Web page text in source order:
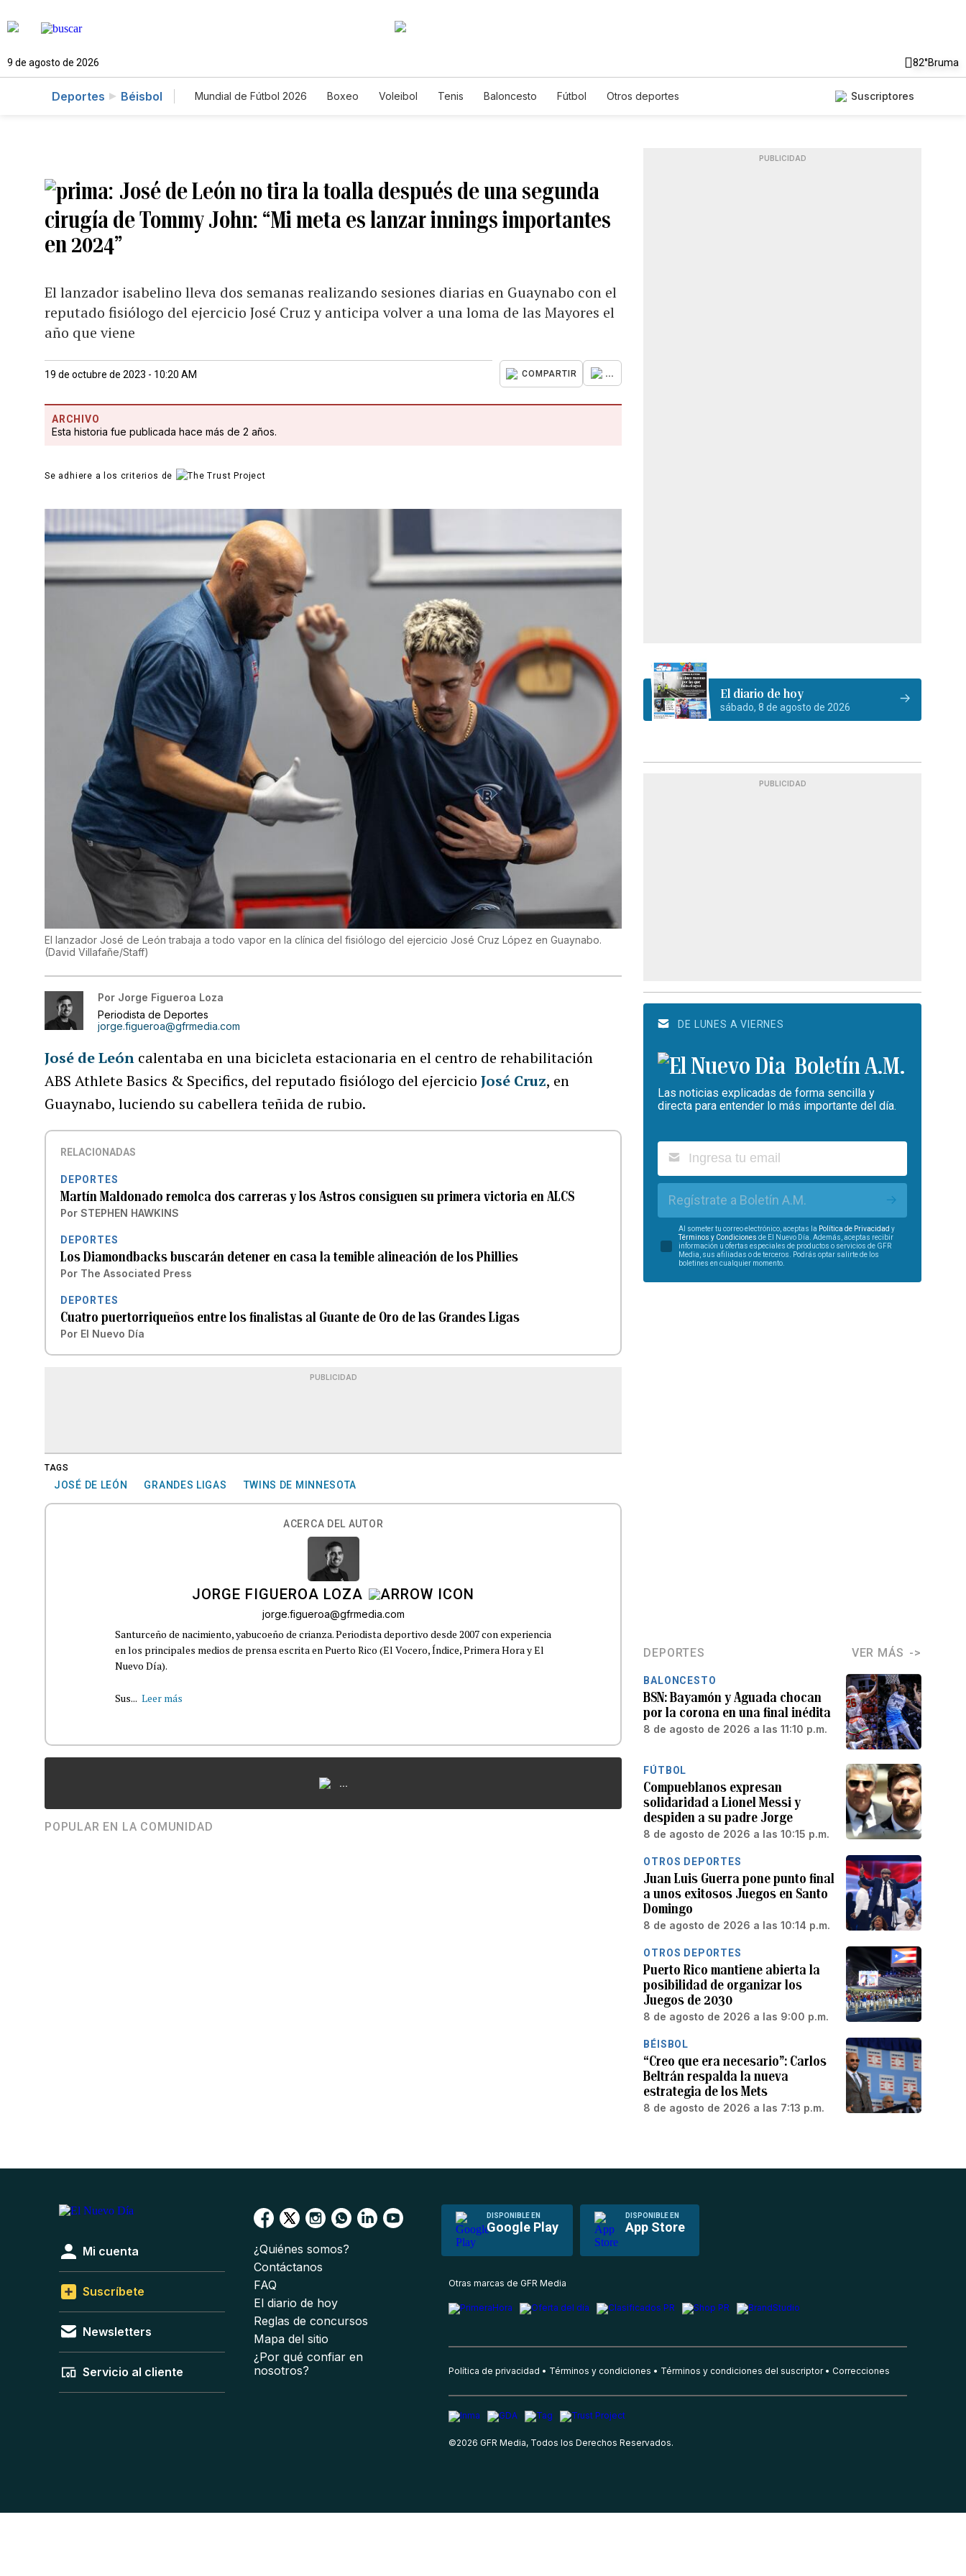
9 de agosto de 2026 82°Bruma
Deportes Béisbol Mundial de Fútbol 2026 Boxeo Voleibol Tenis Baloncesto Fútbol Otros deportes Suscriptores
José de León no tira la toalla después de una segunda
cirugía de Tommy John: “Mi meta es lanzar innings importantes
en 2024”
El lanzador isabelino lleva dos semanas realizando sesiones diarias en Guaynabo con el
reputado fisiólogo del ejercicio José Cruz y anticipa volver a una loma de las Mayores el
año que viene
19 de octubre de 2023 - 10:20 AM COMPARTIR ...
ARCHIVO
Esta historia fue publicada hace más de 2 años.
Se adhiere a los criterios de
El lanzador José de León trabaja a todo vapor en la clínica del fisiólogo del ejercicio José Cruz López en Guaynabo.
(David Villafañe/Staff)
Por Jorge Figueroa Loza
Periodista de Deportes
jorge.figueroa@gfrmedia.com
José de León calentaba en una bicicleta estacionaria en el centro de rehabilitación
ABS Athlete Basics & Specifics, del reputado fisiólogo del ejercicio José Cruz, en
Guaynabo, luciendo su cabellera teñida de rubio.
RELACIONADAS
DEPORTES
Martín Maldonado remolca dos carreras y los Astros consiguen su primera victoria en ALCS
Por STEPHEN HAWKINS
DEPORTES
Los Diamondbacks buscarán detener en casa la temible alineación de los Phillies
Por The Associated Press
DEPORTES
Cuatro puertorriqueños entre los finalistas al Guante de Oro de las Grandes Ligas
Por El Nuevo Día
PUBLICIDAD
TAGS
JOSÉ DE LEÓN GRANDES LIGAS TWINS DE MINNESOTA
ACERCA DEL AUTOR
JORGE FIGUEROA LOZA
jorge.figueroa@gfrmedia.com
Santurceño de nacimiento, yabucoeño de crianza. Periodista deportivo desde 2007 con experiencia
en los principales medios de prensa escrita en Puerto Rico (El Vocero, Índice, Primera Hora y El
Nuevo Día).
Sus... Leer más
...
POPULAR EN LA COMUNIDAD
PUBLICIDAD
El diario de hoy
sábado, 8 de agosto de 2026
PUBLICIDAD
DE LUNES A VIERNES
Boletín A.M.
Las noticias explicadas de forma sencilla y
directa para entender lo más importante del día.
Regístrate a Boletín A.M.
Al someter tu correo electrónico, aceptas la Política de Privacidad y
Términos y Condiciones de El Nuevo Día. Además, aceptas recibir
información u ofertas especiales de productos o servicios de GFR
Media, sus afiliadas o de terceros. Podrás optar salirte de los
boletines en cualquier momento.
DEPORTES VER MÁS
BALONCESTO
BSN: Bayamón y Aguada chocan
por la corona en una final inédita
8 de agosto de 2026 a las 11:10 p.m.
FÚTBOL
Compueblanos expresan
solidaridad a Lionel Messi y
despiden a su padre Jorge
8 de agosto de 2026 a las 10:15 p.m.
OTROS DEPORTES
Juan Luis Guerra pone punto final
a unos exitosos Juegos en Santo
Domingo
8 de agosto de 2026 a las 10:14 p.m.
OTROS DEPORTES
Puerto Rico mantiene abierta la
posibilidad de organizar los
Juegos de 2030
8 de agosto de 2026 a las 9:00 p.m.
BÉISBOL
“Creo que era necesario”: Carlos
Beltrán respalda la nueva
estrategia de los Mets
8 de agosto de 2026 a las 7:13 p.m.
DISPONIBLE EN
Google Play
DISPONIBLE EN
App Store
Mi cuenta
Suscríbete
Newsletters
Servicio al cliente
¿Quiénes somos?
Contáctanos
FAQ
El diario de hoy
Reglas de concursos
Mapa del sitio
¿Por qué confiar en
nosotros?
Otras marcas de GFR Media
Política de privacidad Términos y condiciones Términos y condiciones del suscriptor Correcciones
©2026 GFR Media, Todos los Derechos Reservados.